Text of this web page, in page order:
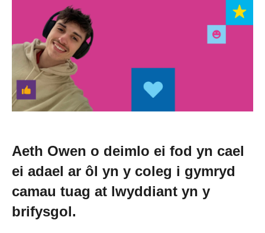
Newid dy stori
Straeon go iawn
Cysylltu â ni
Newyddion
Digwyddiadau
Gweithio i ni
Aeth Owen o deimlo ei fod yn cael
ei adael ar ôl yn y coleg i gymryd
camau tuag at lwyddiant yn y
brifysgol.